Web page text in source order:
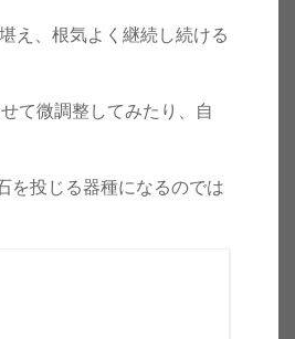
え、根気よく継続し続ける
て微調整してみたり、自
を投じる器種になるのでは